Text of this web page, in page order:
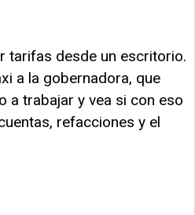
tarifas desde un escritorio.
a la gobernadora, que
a trabajar y vea si con eso
refacciones y el